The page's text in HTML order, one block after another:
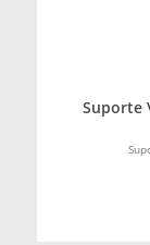
Suporte